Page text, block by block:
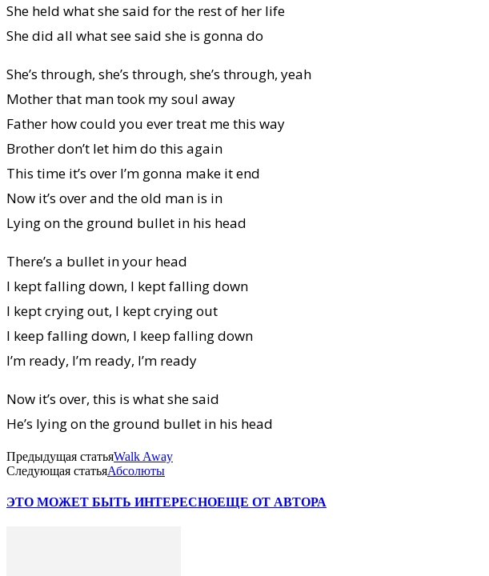
She held what she said for the rest of her life
She did all what see said she is gonna do
She’s through, she’s through, she’s through, yeah
Mother that man took my soul away
Father how could you ever treat me this way
Brother don’t let him do this again
This time it’s over I’m gonna make it end
Now it’s over and the old man is in
Lying on the ground bullet in his head
There’s a bullet in your head
I kept falling down, I kept falling down
I kept crying out, I kept crying out
I keep falling down, I keep falling down
I’m ready, I’m ready, I’m ready
Now it’s over, this is what she said
He’s lying on the ground bullet in his head
Предыдущая статьяWalk Away
Следующая статьяАбсолюты
ЭТО МОЖЕТ БЫТЬ ИНТЕРЕСНОЕЩЕ ОТ АВТОРА